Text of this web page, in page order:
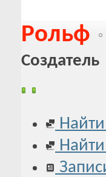
Рольф
Создатель